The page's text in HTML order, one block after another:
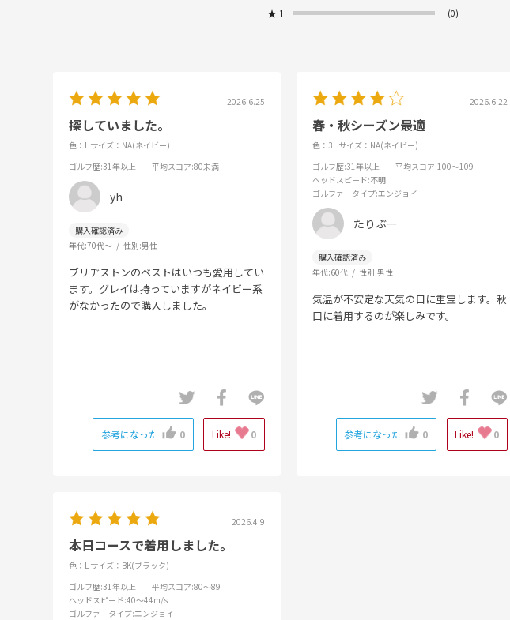
★ 1 (0)
2026.6.25
探していました。
色：L サイズ：NA(ネイビー)
ゴルフ歴:31年以上 平均スコア:80未満
yh
年代:70代～ 性別:男性
ブリヂストンのベストはいつも愛用してい
ます。グレイは持っていますがネイビー系
がなかったので購入しました。
参考になった 0 Like! 0
2026.6.22
春・秋シーズン最適
色：3L サイズ：NA(ネイビー)
ゴルフ歴:31年以上 平均スコア:100～109
ヘッドスピード:不明
ゴルファータイプ:エンジョイ
たりぶー
年代:60代 性別:男性
気温が不安定な天気の日に重宝します。秋
口に着用するのが楽しみです。
参考になった 0 Like! 0
2026.4.9
本日コースで着用しました。
色：L サイズ：BK(ブラック)
ゴルフ歴:31年以上 平均スコア:80～89
ヘッドスピード:40～44m/s
ゴルファータイプ:エンジョイ